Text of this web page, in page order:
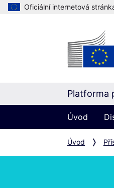
Oficiální internetová
Platforma
Úvod
Úvod